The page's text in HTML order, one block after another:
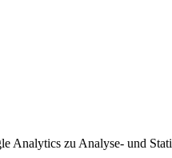
Analytics zu Analyse- und